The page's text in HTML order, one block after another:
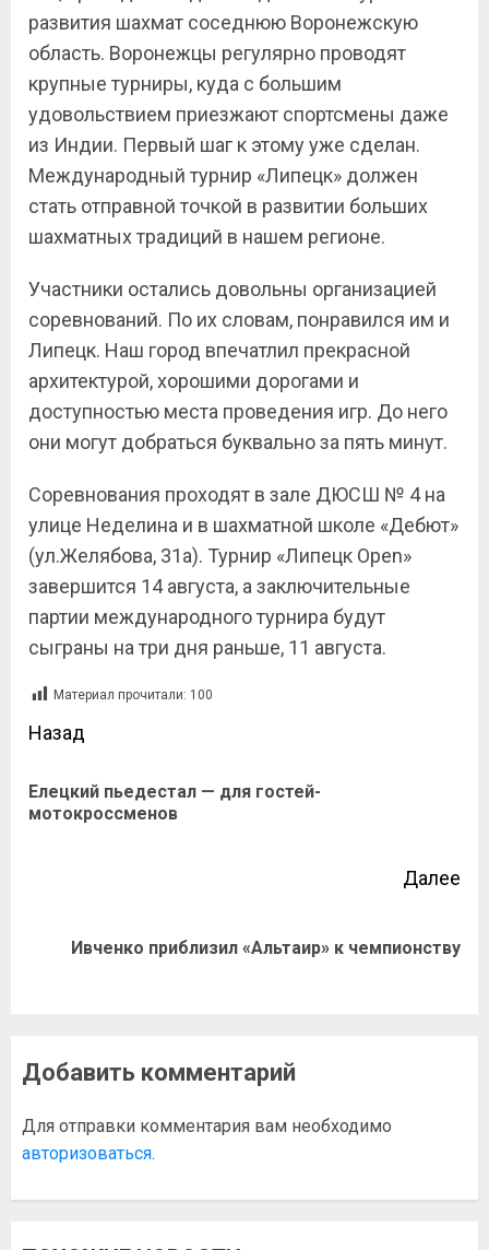
развития шахмат соседнюю Воронежскую
область. Воронежцы регулярно проводят
крупные турниры, куда с большим
удовольствием приезжают спортсмены даже
из Индии. Первый шаг к этому уже сделан.
Международный турнир «Липецк» должен
стать отправной точкой в развитии больших
шахматных традиций в нашем регионе.
Участники остались довольны организацией
соревнований. По их словам, понравился им и
Липецк. Наш город впечатлил прекрасной
архитектурой, хорошими дорогами и
доступностью места проведения игр. До него
они могут добраться буквально за пять минут.
Соревнования проходят в зале ДЮСШ № 4 на
улице Неделина и в шахматной школе «Дебют»
(ул.Желябова, 31а). Турнир «Липецк Open»
завершится 14 августа, а заключительные
партии международного турнира будут
сыграны на три дня раньше, 11 августа.
Материал прочитали: 100
Назад
Елецкий пьедестал — для гостей-
мотокроссменов
Далее
Ивченко приблизил «Альтаир» к чемпионству
Добавить комментарий
Для отправки комментария вам необходимо
авторизоваться.